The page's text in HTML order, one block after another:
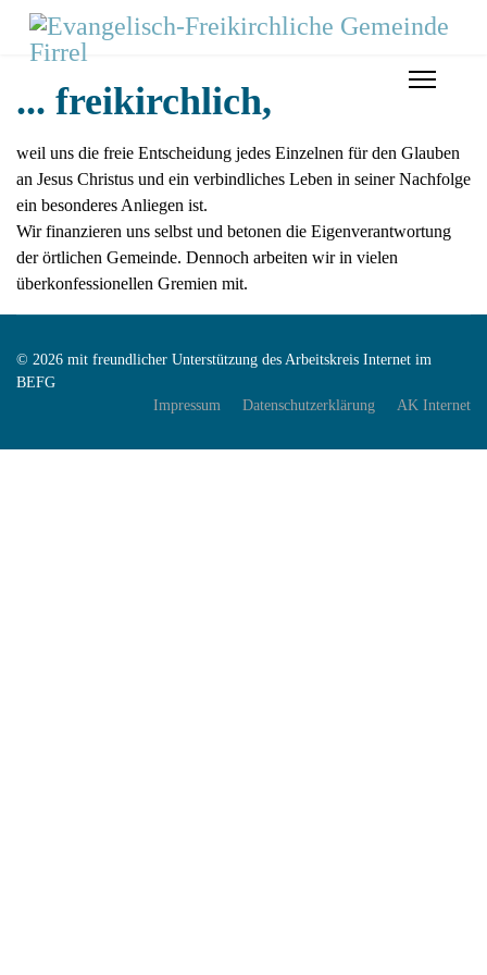
... freikirchlich,
weil uns die freie Entscheidung jedes Einzelnen für den Glauben
an Jesus Christus und ein verbindliches Leben in seiner Nachfolge
ein besonderes Anliegen ist.
Wir finanzieren uns selbst und betonen die Eigenverantwortung
der örtlichen Gemeinde. Dennoch arbeiten wir in vielen
überkonfessionellen Gremien mit.
© 2026 mit freundlicher Unterstützung des Arbeitskreis Internet im
BEFG
Impressum
Datenschutzerklärung AK Internet